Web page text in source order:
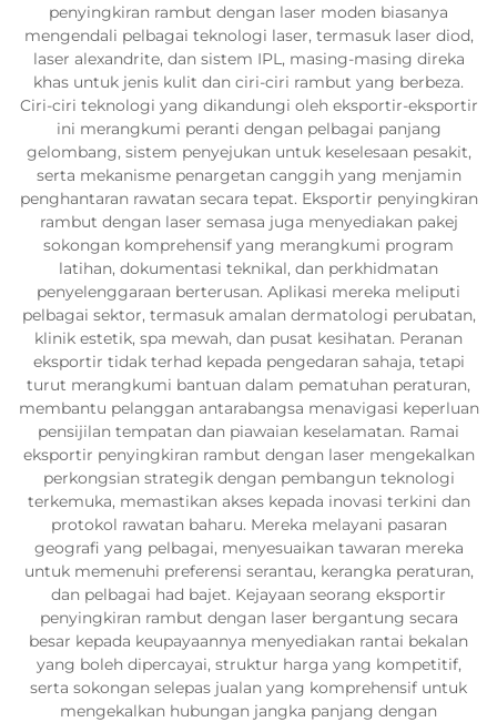
penyingkiran rambut dengan laser moden biasanya
mengendali pelbagai teknologi laser, termasuk laser diod,
laser alexandrite, dan sistem IPL, masing-masing direka
khas untuk jenis kulit dan ciri-ciri rambut yang berbeza.
Ciri-ciri teknologi yang dikandungi oleh eksportir-eksportir
ini merangkumi peranti dengan pelbagai panjang
gelombang, sistem penyejukan untuk keselesaan pesakit,
serta mekanisme penargetan canggih yang menjamin
penghantaran rawatan secara tepat. Eksportir penyingkiran
rambut dengan laser semasa juga menyediakan pakej
sokongan komprehensif yang merangkumi program
latihan, dokumentasi teknikal, dan perkhidmatan
penyelenggaraan berterusan. Aplikasi mereka meliputi
pelbagai sektor, termasuk amalan dermatologi perubatan,
klinik estetik, spa mewah, dan pusat kesihatan. Peranan
eksportir tidak terhad kepada pengedaran sahaja, tetapi
turut merangkumi bantuan dalam pematuhan peraturan,
membantu pelanggan antarabangsa menavigasi keperluan
pensijilan tempatan dan piawaian keselamatan. Ramai
eksportir penyingkiran rambut dengan laser mengekalkan
perkongsian strategik dengan pembangun teknologi
terkemuka, memastikan akses kepada inovasi terkini dan
protokol rawatan baharu. Mereka melayani pasaran
geografi yang pelbagai, menyesuaikan tawaran mereka
untuk memenuhi preferensi serantau, kerangka peraturan,
dan pelbagai had bajet. Kejayaan seorang eksportir
penyingkiran rambut dengan laser bergantung secara
besar kepada keupayaannya menyediakan rantai bekalan
yang boleh dipercayai, struktur harga yang kompetitif,
serta sokongan selepas jualan yang komprehensif untuk
mengekalkan hubungan jangka panjang dengan